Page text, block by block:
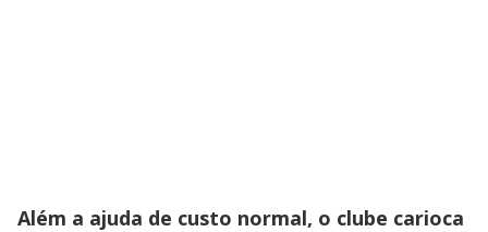
Além a ajuda de custo normal, o clube carioca